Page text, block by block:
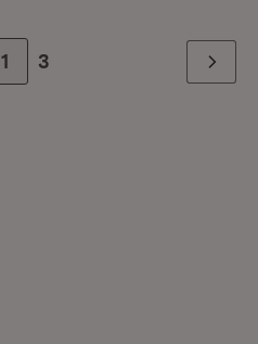
Zur Seite
1 Zur letzten Seite
3 Weiter